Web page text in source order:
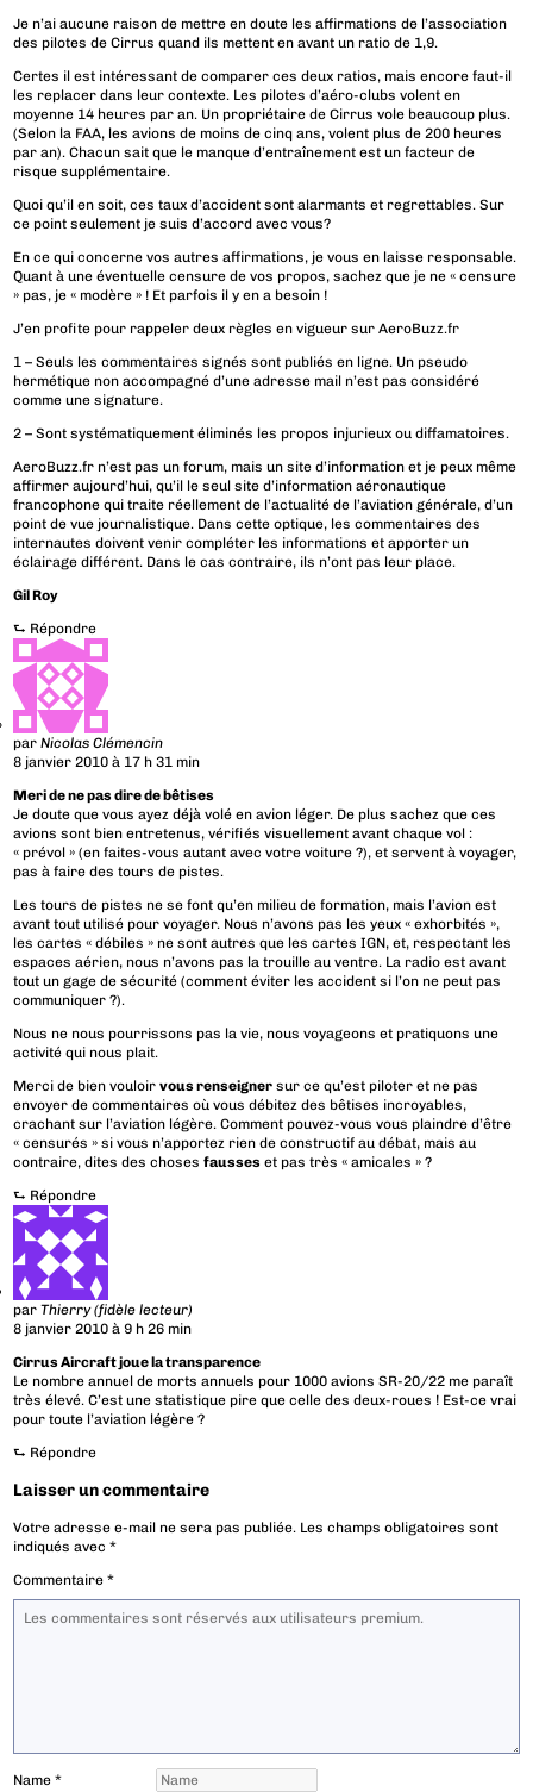
Je n’ai aucune raison de mettre en doute les affirmations de l’association
des pilotes de Cirrus quand ils mettent en avant un ratio de 1,9.
Certes il est intéressant de comparer ces deux ratios, mais encore faut-il
les replacer dans leur contexte. Les pilotes d’aéro-clubs volent en
moyenne 14 heures par an. Un propriétaire de Cirrus vole beaucoup plus.
(Selon la FAA, les avions de moins de cinq ans, volent plus de 200 heures
par an). Chacun sait que le manque d’entraînement est un facteur de
risque supplémentaire.
Quoi qu’il en soit, ces taux d’accident sont alarmants et regrettables. Sur
ce point seulement je suis d’accord avec vous?
En ce qui concerne vos autres affirmations, je vous en laisse responsable.
Quant à une éventuelle censure de vos propos, sachez que je ne « censure
» pas, je « modère » ! Et parfois il y en a besoin !
J’en profite pour rappeler deux règles en vigueur sur AeroBuzz.fr
1 – Seuls les commentaires signés sont publiés en ligne. Un pseudo
hermétique non accompagné d’une adresse mail n’est pas considéré
comme une signature.
2 – Sont systématiquement éliminés les propos injurieux ou diffamatoires.
AeroBuzz.fr n’est pas un forum, mais un site d’information et je peux même
affirmer aujourd’hui, qu’il le seul site d’information aéronautique
francophone qui traite réellement de l’actualité de l’aviation générale, d’un
point de vue journalistique. Dans cette optique, les commentaires des
internautes doivent venir compléter les informations et apporter un
éclairage différent. Dans le cas contraire, ils n’ont pas leur place.
Gil Roy
⮑ Répondre
parNicolas Clémencin
8 janvier 2010 à 17 h 31 min
Meri de ne pas dire de bêtises
Je doute que vous ayez déjà volé en avion léger. De plus sachez que ces
avions sont bien entretenus, vérifiés visuellement avant chaque vol :
« prévol » (en faites-vous autant avec votre voiture ?), et servent à voyager,
pas à faire des tours de pistes.
Les tours de pistes ne se font qu’en milieu de formation, mais l’avion est
avant tout utilisé pour voyager. Nous n’avons pas les yeux « exhorbités »,
les cartes « débiles » ne sont autres que les cartes IGN, et, respectant les
espaces aérien, nous n’avons pas la trouille au ventre. La radio est avant
tout un gage de sécurité (comment éviter les accident si l’on ne peut pas
communiquer ?).
Nous ne nous pourrissons pas la vie, nous voyageons et pratiquons une
activité qui nous plait.
Merci de bien vouloirvous renseigner sur ce qu’est piloter et ne pas
envoyer de commentaires où vous débitez des bêtises incroyables,
crachant sur l’aviation légère. Comment pouvez-vous vous plaindre d’être
« censurés » si vous n’apportez rien de constructif au débat, mais au
contraire, dites des chosesfausses et pas très « amicales » ?
⮑ Répondre
parThierry (fidèle lecteur)
8 janvier 2010 à 9 h 26 min
Cirrus Aircraft joue la transparence
Le nombre annuel de morts annuels pour 1000 avions SR-20/22 me paraît
très élevé. C’est une statistique pire que celle des deux-roues ! Est-ce vrai
pour toute l’aviation légère ?
⮑ Répondre
Laisser un commentaire
Votre adresse e-mail ne sera pas publiée. Les champs obligatoires sont
indiqués avec*
Commentaire*
Name*